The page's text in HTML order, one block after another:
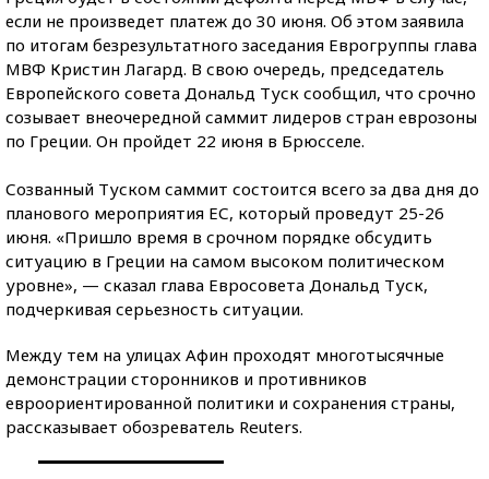
если не произведет платеж до 30 июня. Об этом заявила
по итогам безрезультатного заседания Еврогруппы глава
МВФ Кристин Лагард. В свою очередь, председатель
Европейского совета Дональд Туск сообщил, что срочно
созывает внеочередной саммит лидеров стран еврозоны
по Греции. Он пройдет 22 июня в Брюсселе.
Созванный Туском саммит состоится всего за два дня до
планового мероприятия ЕС, который проведут 25-26
июня. «Пришло время в срочном порядке обсудить
ситуацию в Греции на самом высоком политическом
уровне», — сказал глава Евросовета Дональд Туск,
подчеркивая серьезность ситуации.
Между тем на улицах Афин проходят многотысячные
демонстрации сторонников и противников
евроориентированной политики и сохранения страны,
рассказывает обозреватель Reuters.